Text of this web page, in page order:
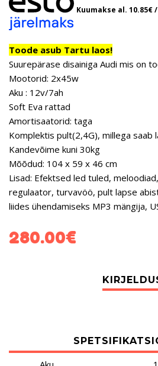
Kuumakse al. 10.85€
Toode asub Tartu laos!
Suurepärase disainiga Audi mis on
Mootorid: 2x45w
Aku : 12v/7ah
Soft Eva rattad
Amortisaatorid: taga
Komplektis pult(2,4G), millega saab
Kandevõime kuni 30kg
Mõõdud: 104 x 59 x 46 cm
Lisad: Efektsed led tuled,
regulaator, turvavöö, pult lapse
liides ühendamiseks MP3 mängija,
280.00€